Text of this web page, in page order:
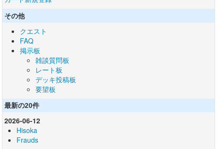
その他
クエスト
FAQ
掲示板
雑談質問板
レート板
デッキ投稿板
要望板
最新の20件
2026-06-12
Hisoka
Frauds